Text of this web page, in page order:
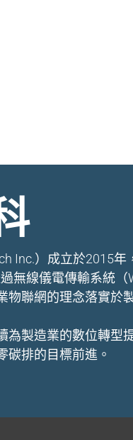
Inc.）成立於2015年
無線儀電傳輸系統
聯網的理念落實於
製造業的數位轉型
碳排的目標前進。